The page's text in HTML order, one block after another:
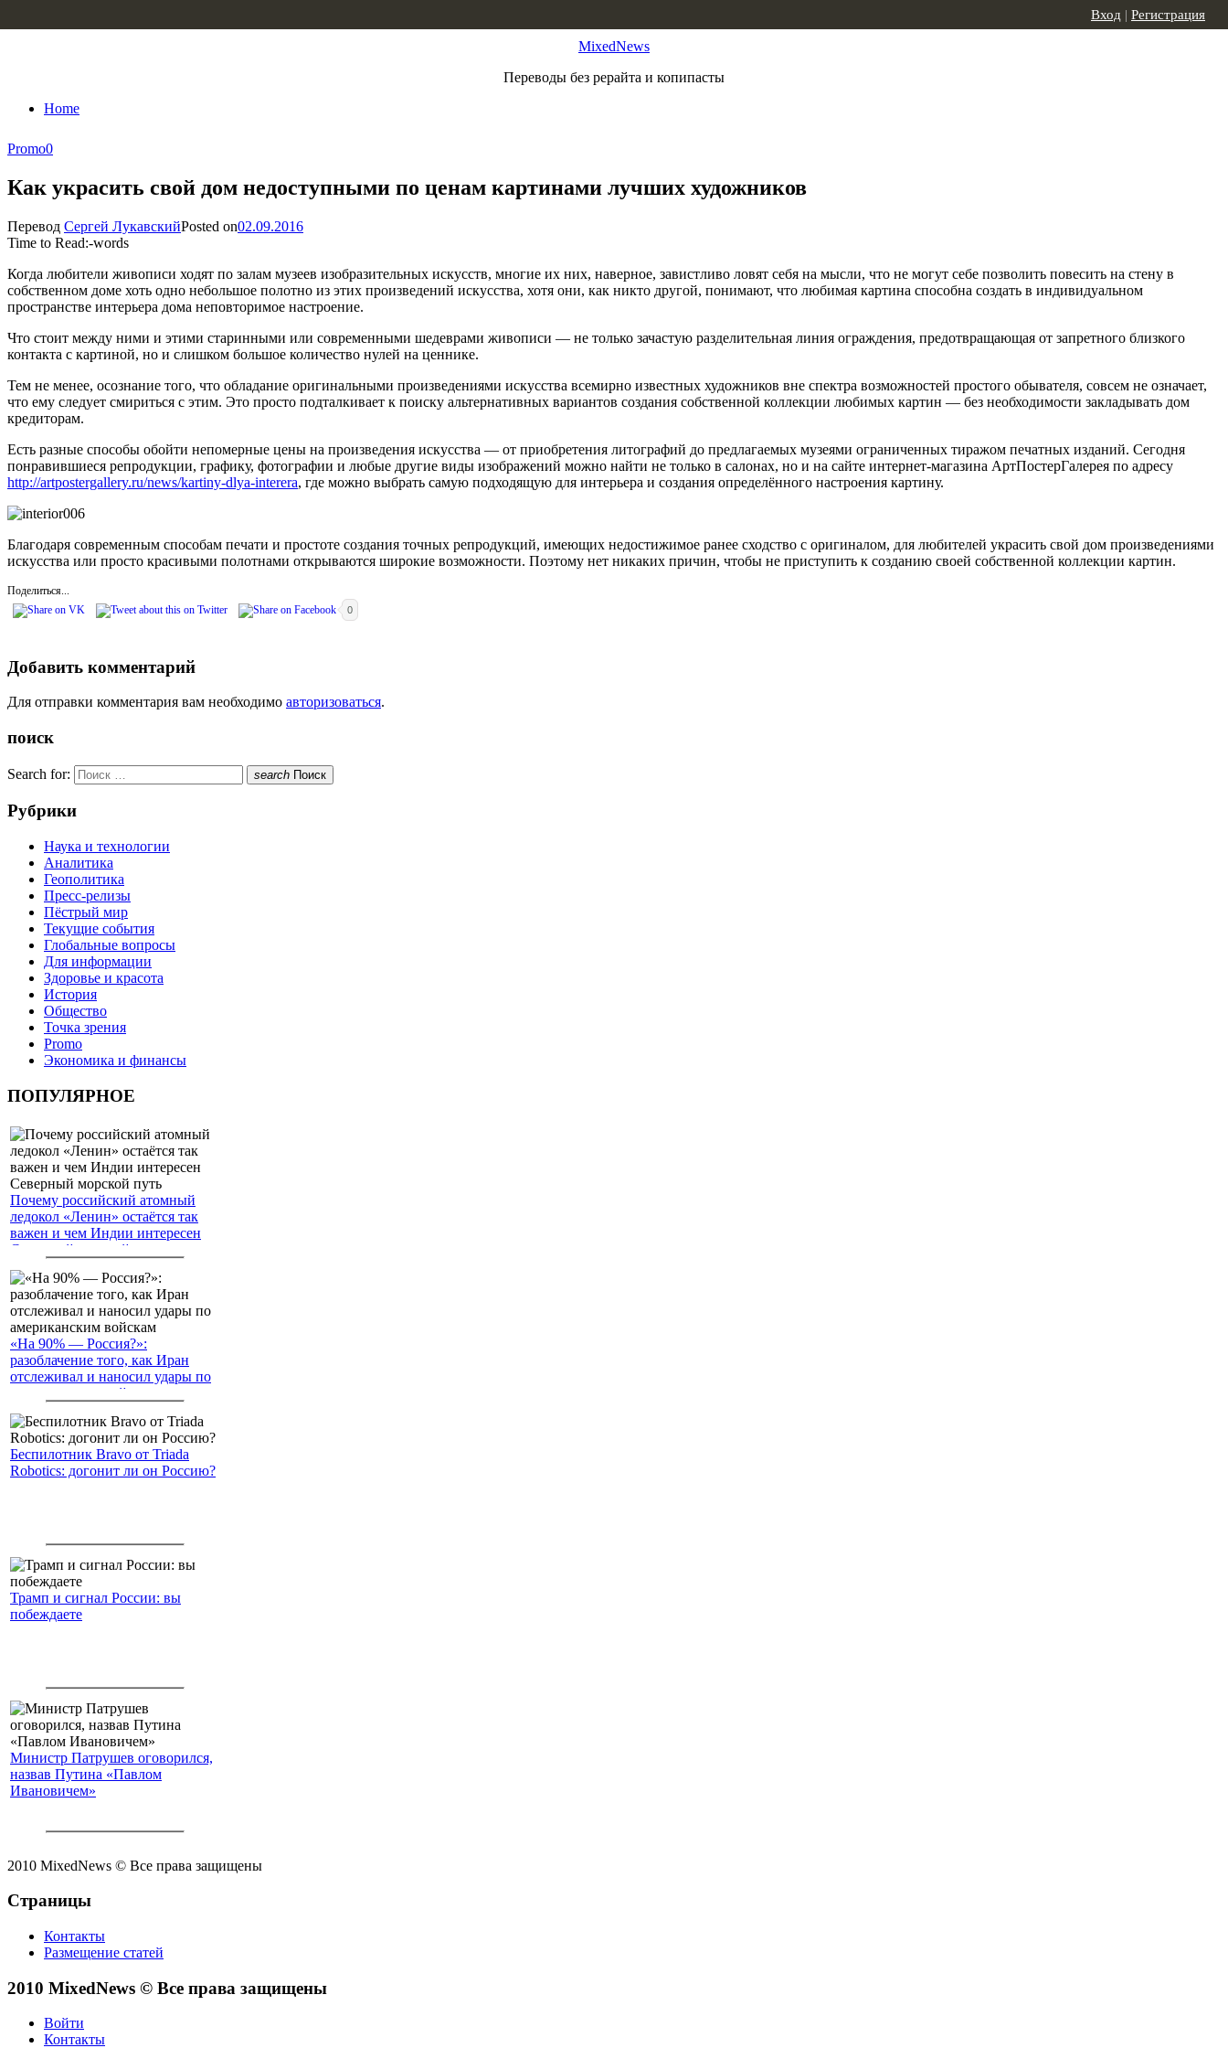
MixedNews
Переводы без рерайта и копипасты
Home
Вход | Регистрация
Promo0
Как украсить свой дом недоступными по ценам картинами лучших художников
Перевод Сергей ЛукавскийPosted on02.09.2016
Time to Read:-words
Когда любители живописи ходят по залам музеев изобразительных искусств, многие их них, наверное, завистливо ловят себя на мысли, что не могут себе позволить повесить на стену в
собственном доме хоть одно небольшое полотно из этих произведений искусства, хотя они, как никто другой, понимают, что любимая картина способна создать в индивидуальном
пространстве интерьера дома неповторимое настроение.
Что стоит между ними и этими старинными или современными шедеврами живописи — не только зачастую разделительная линия ограждения, предотвращающая от запретного близкого
контакта с картиной, но и слишком большое количество нулей на ценнике.
Тем не менее, осознание того, что обладание оригинальными произведениями искусства всемирно известных художников вне спектра возможностей простого обывателя, совсем не означает,
что ему следует смириться с этим. Это просто подталкивает к поиску альтернативных вариантов создания собственной коллекции любимых картин — без необходимости закладывать дом
кредиторам.
Есть разные способы обойти непомерные цены на произведения искусства — от приобретения литографий до предлагаемых музеями ограниченных тиражом печатных изданий. Сегодня
понравившиеся репродукции, графику, фотографии и любые другие виды изображений можно найти не только в салонах, но и на сайте интернет-магазина АртПостерГалерея по адресу
http://artpostergallery.ru/news/kartiny-dlya-interera, где можно выбрать самую подходящую для интерьера и создания определённого настроения картину.
Благодаря современным способам печати и простоте создания точных репродукций, имеющих недостижимое ранее сходство с оригиналом, для любителей украсить свой дом произведениями
искусства или просто красивыми полотнами открываются широкие возможности. Поэтому нет никаких причин, чтобы не приступить к созданию своей собственной коллекции картин.
Поделиться...
0
Добавить комментарий
Для отправки комментария вам необходимо авторизоваться.
поиск
Search for: search Поиск
Рубрики
Наука и технологии
Аналитика
Геополитика
Пресс-релизы
Пёстрый мир
Текущие события
Глобальные вопросы
Для информации
Здоровье и красота
История
Общество
Точка зрения
Promo
Экономика и финансы
ПОПУЛЯРНОЕ
Почему российский атомный
ледокол «Ленин» остаётся так
важен и чем Индии интересен
Северный морской путь
«На 90% — Россия?»:
разоблачение того, как Иран
отслеживал и наносил удары по
американским войскам
Беспилотник Bravo от Triada
Robotics: догонит ли он Россию?
Трамп и сигнал России: вы
побеждаете
Министр Патрушев оговорился,
назвав Путина «Павлом
Ивановичем»
2010 MixedNews © Все права защищены
Страницы
Контакты
Размещение статей
2010 MixedNews © Все права защищены
Войти
Контакты